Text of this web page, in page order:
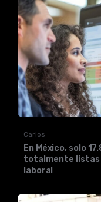
Carlos
En México, solo
totalmente listas
laboral